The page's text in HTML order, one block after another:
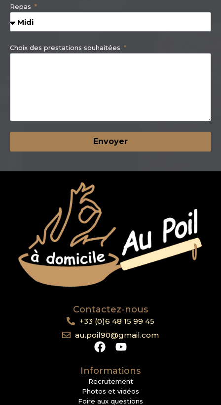
Repas
Choix des prestations souhaitées
Envoyer
Contactez-nous
+33 (0)6 48 15 99 45
au.poil90@gmail.com
Informations
Recrutement
Photos et vidéos
Foire aux questions